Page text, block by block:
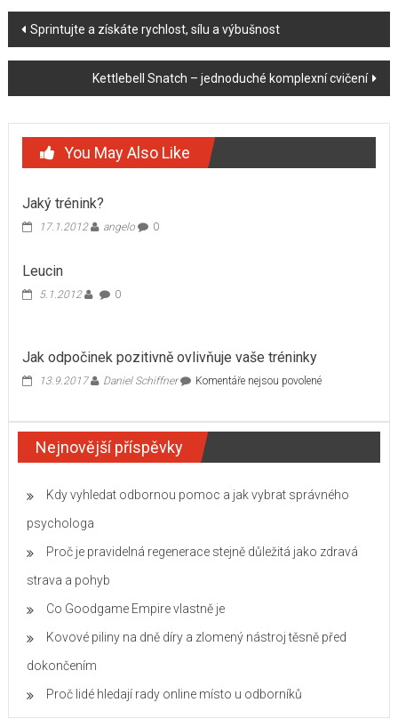
Post
navigation
Sprintujte a získáte rychlost, sílu a výbušnost
Kettlebell Snatch – jednoduché komplexní cvičení
You May Also Like
Jaký trénink?
17.1.2012 angelo 0
Leucin
5.1.2012 0
Jak odpočinek pozitivně ovlivňuje vaše tréninky
13.9.2017 Daniel Schiffner Komentáře nejsou povolenéu
odpočinek
ovlivňuje
Nejnovější příspěvky
Kdy vyhledat odbornou pomoc a jak vybrat správného
psychologa
Proč je pravidelná regenerace stejně důležitá jako zdravá
strava a pohyb
Co Goodgame Empire vlastně je
Kovové piliny na dně díry a zlomený nástroj těsně před
dokončením
Proč lidé hledají rady online místo u odborníků